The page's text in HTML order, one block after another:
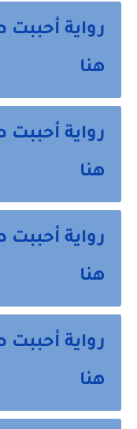
رواية
هنا
رواية
هنا
رواية
هنا
رواية
هنا